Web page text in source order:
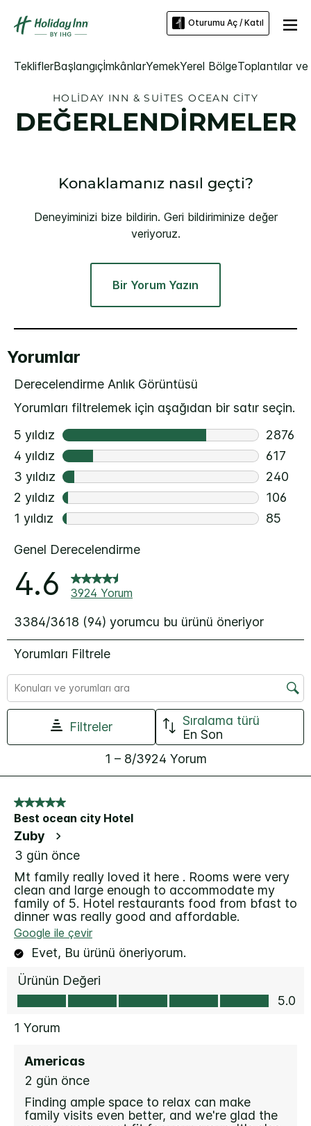
Oturumu Aç / Katıl
TekliflerBaşlangıçİmkânlarYemekYerel BölgeToplantılar
HOLIDAY INN & SUITES OCEAN CITY
DEĞERLENDİRMELER
Konaklamanız nasıl geçti?
Deneyiminizi bize bildirin. Geri bildiriminize değer
veriyoruz.
Bir Yorum Yazın